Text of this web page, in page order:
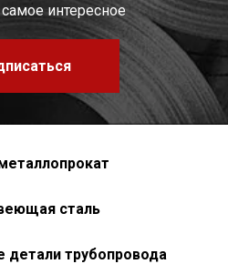
интересное
сталь
детали трубопровода